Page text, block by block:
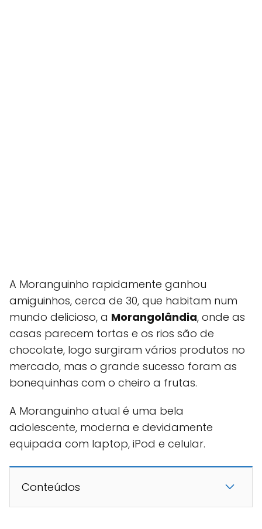
A Moranguinho rapidamente ganhou
amiguinhos, cerca de 30, que habitam num
mundo delicioso, a Morangolândia, onde as
casas parecem tortas e os rios são de
chocolate, logo surgiram vários produtos no
mercado, mas o grande sucesso foram as
bonequinhas com o cheiro a frutas.
A Moranguinho atual é uma bela
adolescente, moderna e devidamente
equipada com laptop, iPod e celular.
Conteúdos